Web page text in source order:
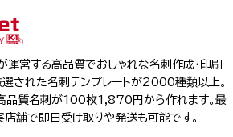
営する高品質でおしゃれな名刺作成・印刷
選された名刺テンプレートが2000種類以上。
品質名刺が100枚1,870円から作れます。最
舗で即日受け取りや発送も可能です。